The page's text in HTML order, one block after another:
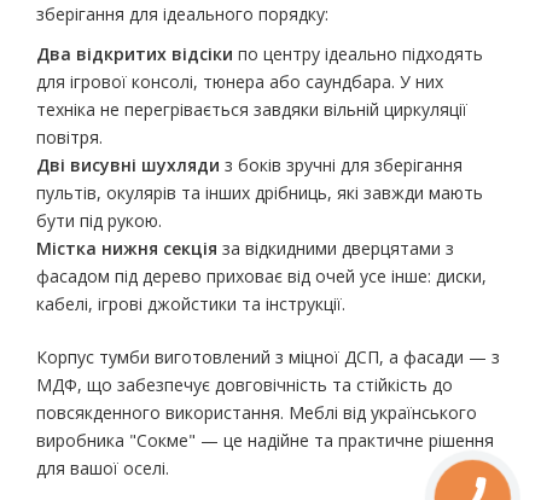
зберігання для ідеального порядку:
Два відкритих відсіки по центру ідеально підходять
для ігрової консолі, тюнера або саундбара. У них
техніка не перегрівається завдяки вільній циркуляції
повітря.
Дві висувні шухляди з боків зручні для зберігання
пультів, окулярів та інших дрібниць, які завжди мають
бути під рукою.
Містка нижня секція за відкидними дверцятами з
фасадом під дерево приховає від очей усе інше: диски,
кабелі, ігрові джойстики та інструкції.
Корпус тумби виготовлений з міцної ДСП, а фасади — з
МДФ, що забезпечує довговічність та стійкість до
повсякденного використання. Меблі від українського
виробника "Сокме" — це надійне та практичне рішення
для вашої оселі.